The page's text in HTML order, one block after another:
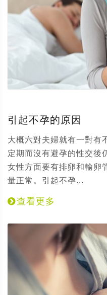
引起不孕的原因
大概六對夫婦就有一對有
定期而沒有避孕的性交後
女性方面要有排卵和輸卵
量正常。引起不孕...
查看更多